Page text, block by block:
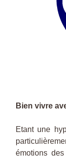
Bien vivre
Etant une
émotions